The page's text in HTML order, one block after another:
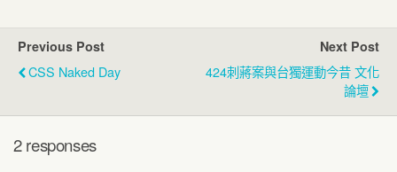
Previous Post
CSS Naked Day
Next Post
424刺蔣案與台獨運動今昔 文化
論壇
2 responses